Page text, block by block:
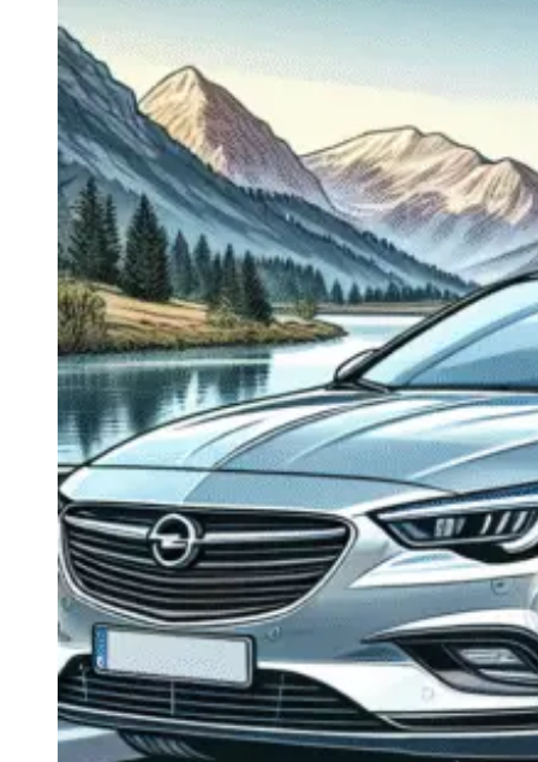
Navigatie Audi A3 8p
Navigatie Audi A4
Navigatie Audi A4 B6
Navigatie Audi A4 B7
Navigatie Audi A4 B8
Navigatie Audi A5
Navigatie Audi A6 C5
Navigatie Audi A6 C6
Navigatie Audi A6 C7
Navigatie Audi Q5
Ford
Navigație Ford Fiesta
Navigație Ford Focus 1
Navigație Ford Focus 2
Navigație Ford Focus MK3
Navigație Ford Mondeo MK3
Navigație Ford Mondeo MK4
Navigație Ford Transit
Mercedes
Navigație Mercedes C Class W203
Navigație Mercedes C Class W204
Navigație Mercedes W203
Navigație Mercedes W204
Navigație Mercedes W211
Navigație Mercedes Sprinter
Passat
Navigație Passat B5
Navigație Passat B5 5
Navigație Passat B6
Navigație Passat B7
Navigație Passat B8
Navigație Passat CC